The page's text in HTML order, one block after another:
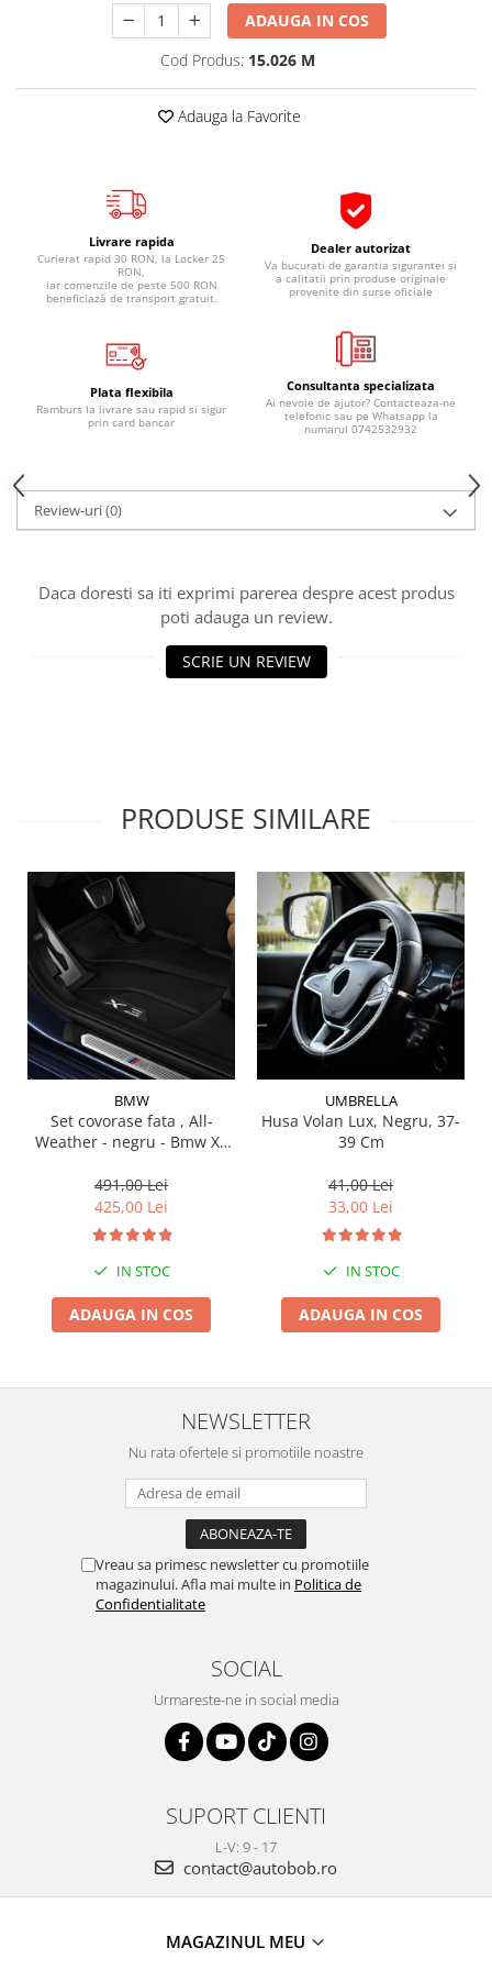
Pipe si fise bujii
Electrica
Incarcatoar acumulator baterie
Oglinzi moto
BMW Motorrad
Consumabile BMW Motorrad
Uleiuri si lichide moto
Ulei transmisie moto
Ulei furca moto
Curatare si intretinere lant moto
Aditivi moto
Lichid de frana
Vaselina si spray-uri tehnice moto
Filtru combustibil
Genti bagaje moto
Huse moto
Suporti si kituri montaj topcase
Suporti si placi prindere
ADAUGA IN COS
Cod Produs: 15.026 M
Adauga la Favorite
Livrare rapida
Curierat rapid 30 RON, la Locker 25
RON,
iar comenzile de peste 500 RON
beneficiază de transport gratuit.
Dealer autorizat
Va bucurati de garantia sigurantei si
a calitatii prin produse originale
provenite din surse oficiale
Plata flexibila
Ramburs la livrare sau rapid si sigur
prin card bancar
Consultanta specializata
Ai nevoie de ajutor? Contacteaza-ne
telefonic sau pe Whatsapp la
numarul 0742532932
Review-uri(0)
Daca doresti sa iti exprimi parerea despre acest produs
poti adauga un review.
SCRIE UN REVIEW
PRODUSE SIMILARE
BMW
Set covorase fata , All-
Weather - negru - Bmw X3
491,00 Lei
425,00 Lei
IN STOC
ADAUGA IN COS
UMBRELLA
Husa Volan Lux, Negru, 37-
39 Cm
41,00 Lei
33,00 Lei
IN STOC
ADAUGA IN COS
NEWSLETTER
Nu rata ofertele si promotiile noastre
Vreau sa primesc newsletter cu promotiile
magazinului. Afla mai multe in Politica de
Confidentialitate
SOCIAL
Urmareste-ne in social media
SUPORT CLIENTI
L-V: 9 - 17
contact@autobob.ro
MAGAZINUL MEU